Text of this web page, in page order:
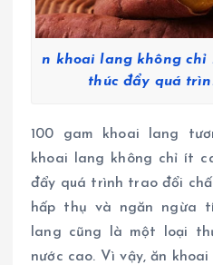
n khoai lang không chỉ
thúc đẩy quá
100 gam khoai lang
khoai lang không chỉ ít
đẩy quá trình trao đổi
hấp thụ và ngăn ngừa
lang cũng là một loại
nước cao. Vì vậy, ăn